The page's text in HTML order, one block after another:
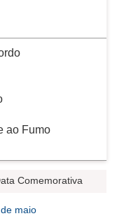
ao Fumo
Comemorativa
maio